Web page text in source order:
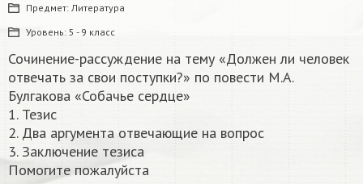
Предмет: Литература
Уровень: 5 - 9 класс
Сочинение-рассуждение на тему «Должен ли человек
отвечать за свои поступки?» по повести М.А.
Булгакова «Собачье сердце»
1. Тезис
2. Два аргумента отвечающие на вопрос
3. Заключение тезиса
Помогите пожалуйста ​